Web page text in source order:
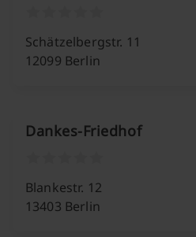
Schätzelbergstr. 11
12099 Berlin
Dankes-Friedhof
Blankestr. 12
13403 Berlin